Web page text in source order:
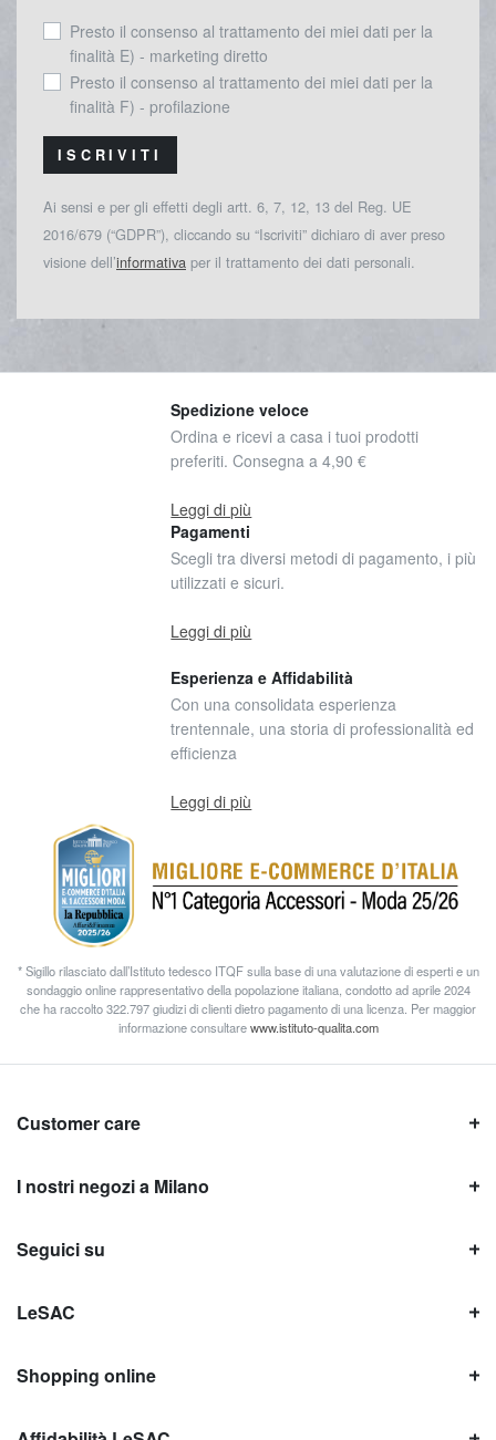
Presto il consenso al trattamento dei miei dati per la
finalità E) - marketing diretto
Presto il consenso al trattamento dei miei dati per la
finalità F) - profilazione
ISCRIVITI
Ai sensi e per gli effetti degli artt. 6, 7, 12, 13 del Reg. UE
2016/679 (“GDPR”), cliccando su “Iscriviti” dichiaro di aver preso
visione dell’informativa per il trattamento dei dati personali.
Spedizione veloce
Ordina e ricevi a casa i tuoi prodotti
preferiti. Consegna a 4,90 €
Leggi di più
Pagamenti
Scegli tra diversi metodi di pagamento, i più
utilizzati e sicuri.
Leggi di più
Esperienza e Affidabilità
Con una consolidata esperienza
trentennale, una storia di professionalità ed
efficienza
Leggi di più
* Sigillo rilasciato dall’Istituto tedesco ITQF sulla base di una valutazione di esperti e un
sondaggio online rappresentativo della popolazione italiana, condotto ad aprile 2024
che ha raccolto 322.797 giudizi di clienti dietro pagamento di una licenza. Per maggior
informazione consultarewww.istituto-qualita.com
Customer care
I nostri negozi a Milano
Seguici su
LeSAC
Shopping online